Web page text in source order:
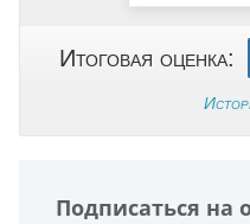
Итоговая оценка:
Подписаться на